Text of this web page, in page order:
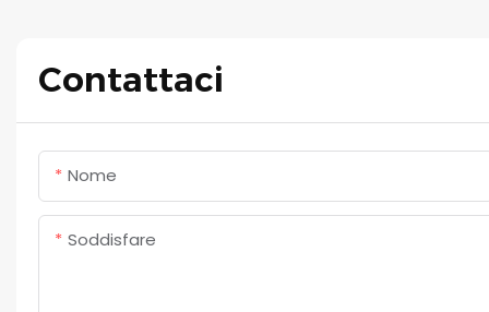
Contattaci
Nome
Soddisfare